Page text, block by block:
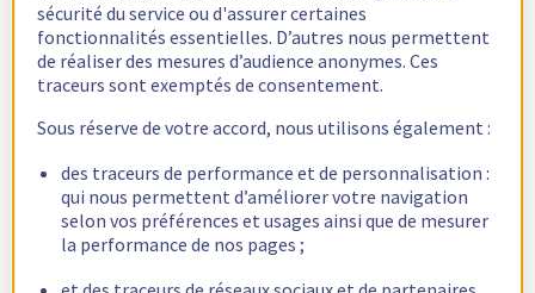
sécurité du service ou d'assurer certaines
fonctionnalités essentielles. D’autres nous permettent
de réaliser des mesures d’audience anonymes. Ces
traceurs sont exemptés de consentement.
Sous réserve de votre accord, nous utilisons également :
des traceurs de performance et de personnalisation :
qui nous permettent d’améliorer votre navigation
selon vos préférences et usages ainsi que de mesurer
la performance de nos pages ;